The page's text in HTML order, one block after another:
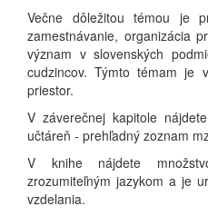
Večne dôležitou témou je
zamestnávanie, organizácia
význam v slovenských
cudzincov. Týmto témam je
priestor.
V záverečnej kapitole
učtáreň - prehľadný zoznam
V knihe nájdete
zrozumiteľným jazykom a je
vzdelania.